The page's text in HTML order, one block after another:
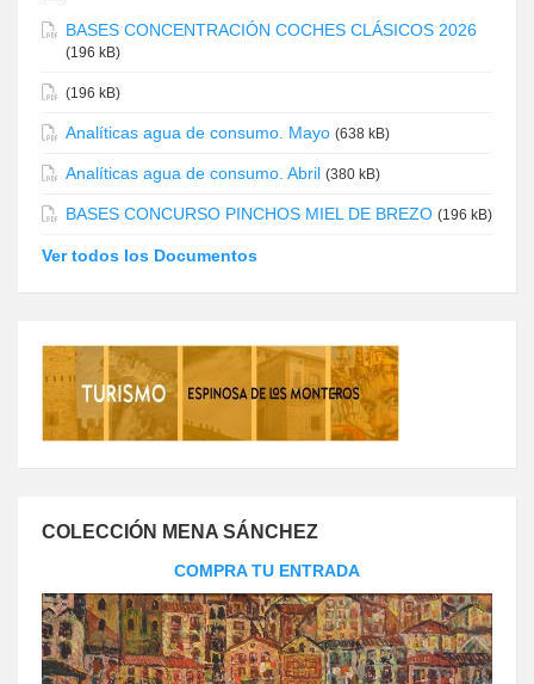
BASES CONCENTRACIÓN COCHES CLÁSICOS 2026
(196 kB)
(196 kB)
Analíticas agua de consumo. Mayo (638 kB)
Analíticas agua de consumo. Abril (380 kB)
BASES CONCURSO PINCHOS MIEL DE BREZO (196 kB)
Ver todos los Documentos
COLECCIÓN MENA SÁNCHEZ
COMPRA TU ENTRADA